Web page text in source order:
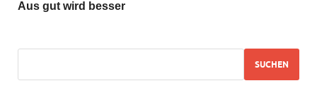
Aus gut wird besser
SUCHEN